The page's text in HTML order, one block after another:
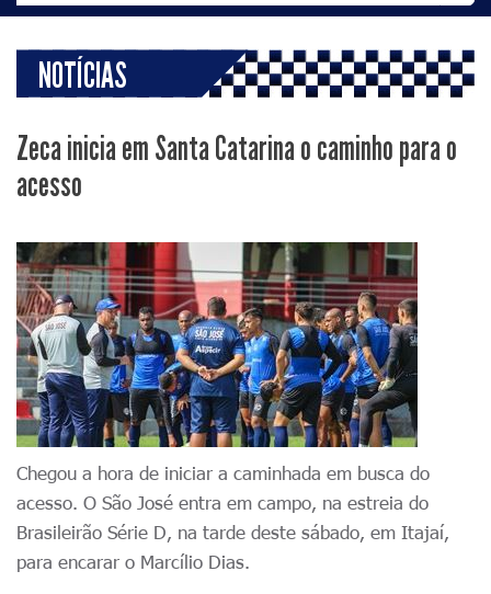
NOTÍCIAS
Zeca inicia em Santa Catarina o caminho para o
acesso
Chegou a hora de iniciar a caminhada em busca do
acesso. O São José entra em campo, na estreia do
Brasileirão Série D, na tarde deste sábado, em Itajaí,
para encarar o Marcílio Dias.